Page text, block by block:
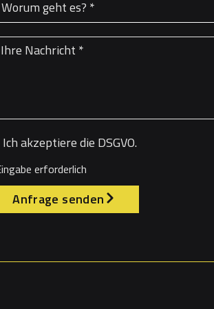
Ich akzeptiere die DSGVO.
erforderlich
Anfrage senden